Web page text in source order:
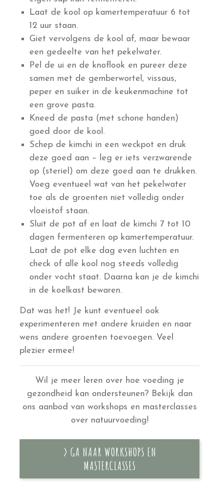
Laat de kool op kamertemperatuur 6 tot
12 uur staan.
Giet vervolgens de kool af, maar bewaar
een gedeelte van het pekelwater.
Pel de ui en de knoflook en pureer deze
samen met de gemberwortel, vissaus,
peper en suiker in de keukenmachine tot
een grove pasta.
Kneed de pasta (met schone handen)
goed door de kool.
Schep de kimchi in een weckpot en druk
deze goed aan – leg er iets verzwarende
op (steriel) om deze goed aan te drukken.
Voeg eventueel wat van het pekelwater
toe als de groenten niet volledig onder
vloeistof staan.
Sluit de pot af en laat de kimchi 7 tot 10
dagen fermenteren op kamertemperatuur.
Laat de pot elke dag even luchten en
check of alle kool nog steeds volledig
onder vocht staat. Daarna kan je de kimchi
in de koelkast bewaren.
Dat was het! Je kunt eventueel ook
experimenteren met andere kruiden en naar
wens andere groenten toevoegen. Veel
plezier ermee!
Wil je meer leren over hoe voeding je
gezondheid kan ondersteunen? Bekijk dan
ons aanbod van workshops en masterclasses
over natuurvoeding!
> GA NAAR WORKSHOPS EN
MASTERCLASSES